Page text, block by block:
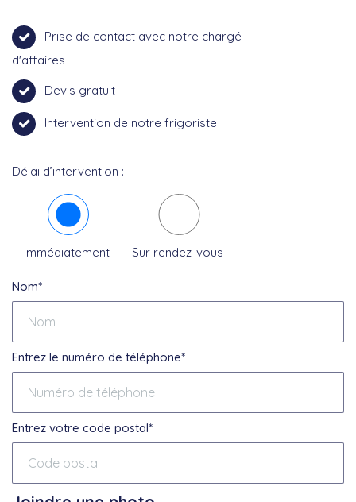
Prise de contact avec notre chargé
d'affaires
Devis gratuit
Intervention de notre frigoriste
Délai d’intervention :
Immédiatement Sur rendez-vous
Nom*
Entrez le numéro de téléphone*
Entrez votre code postal*